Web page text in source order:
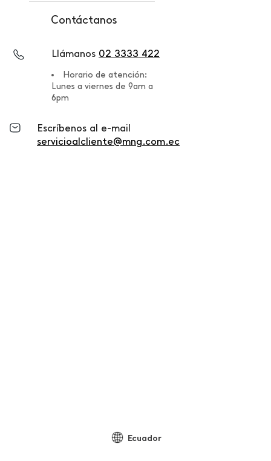
Contáctanos
Llámanos 02 3333 422
Horario de atención:
Lunes a viernes de 9am a
6pm
Escríbenos al e-mail
servicioalcliente@mng.com.ec
Ecuador